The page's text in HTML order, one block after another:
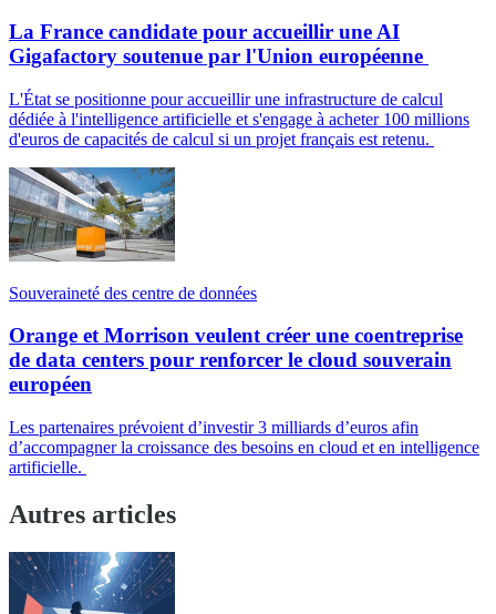
La France candidate pour accueillir une AI
Gigafactory soutenue par l'Union européenne
L'État se positionne pour accueillir une infrastructure de calcul
dédiée à l'intelligence artificielle et s'engage à acheter 100 millions
d'euros de capacités de calcul si un projet français est retenu.
Souveraineté des centre de données
Orange et Morrison veulent créer une coentreprise
de data centers pour renforcer le cloud souverain
européen
Les partenaires prévoient d’investir 3 milliards d’euros afin
d’accompagner la croissance des besoins en cloud et en intelligence
artificielle.
Autres articles